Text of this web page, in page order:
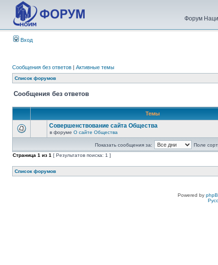
Форум
Вход
Сообщения без ответов | Активные темы
Список форумов
Сообщения без ответов
Темы
Совершенствование сайта Общества
в форуме О сайте Общества
Показать сообщения за:
Поле
Страница 1 из 1 [ Результатов поиска: 1 ]
Список форумов
Powered by